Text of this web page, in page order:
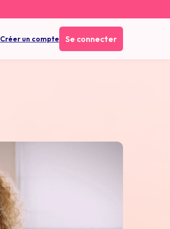
Créer un compte Se connecter